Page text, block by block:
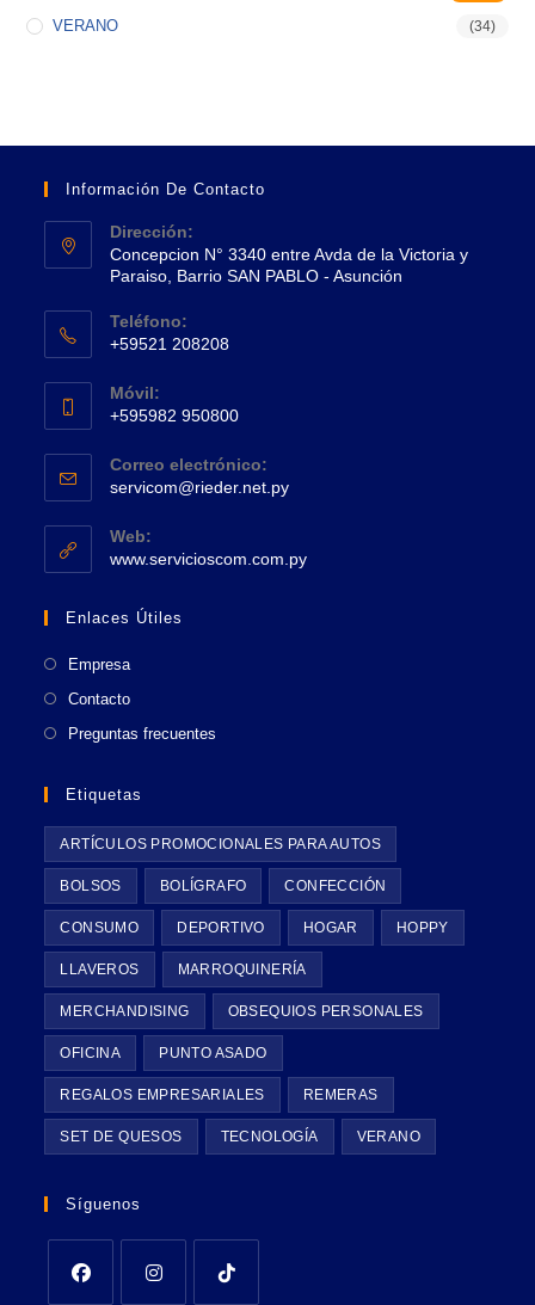
VERANO (34)
Información De Contacto
Dirección:
Concepcion N° 3340 entre Avda de la Victoria y
Paraiso, Barrio SAN PABLO - Asunción
abre
una
nueva
Teléfono:
+59521 208208
abre
en
tu
aplicación
Móvil:
+595982 950800
abre
en
tu
aplicación
Correo electrónico:
servicom@rieder.net.pySe
aplicación
Web:
www.servicioscom.com.pySe
Enlaces Útiles
Empresa
Contacto
Preguntas frecuentes
Etiquetas
ARTÍCULOS PROMOCIONALES PARA AUTOS
BOLSOS BOLÍGRAFO CONFECCIÓN
CONSUMO DEPORTIVO HOGAR HOPPY
LLAVEROS MARROQUINERÍA
MERCHANDISING OBSEQUIOS PERSONALES
OFICINA PUNTO ASADO
REGALOS EMPRESARIALES REMERAS
SET DE QUESOS TECNOLOGÍA VERANO
Síguenos